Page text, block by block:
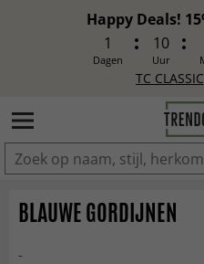
Happy Deals!
1
Dagen
10
Uur
TC CLASSIC
IN DE
BLAUWE GORDIJNEN
-